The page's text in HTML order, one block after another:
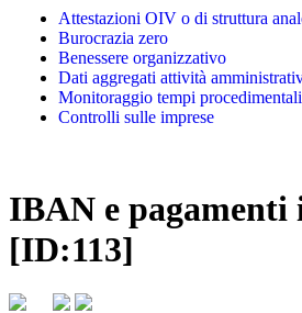
Attestazioni OIV o di struttura
Burocrazia zero
Benessere organizzativo
Dati aggregati attività
Monitoraggio tempi procedimentali
Controlli sulle imprese
IBAN e
[ID:113]